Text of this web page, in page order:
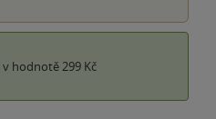
v hodnotě 299 Kč